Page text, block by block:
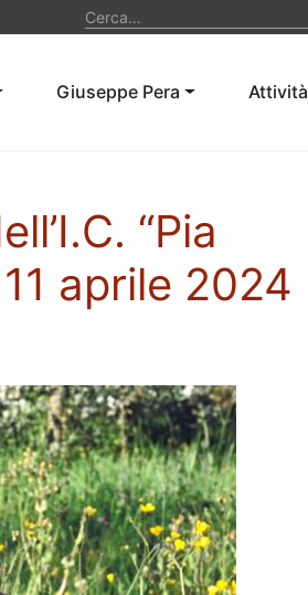
Giuseppe Pera Attività
“Pia
aprile 2024